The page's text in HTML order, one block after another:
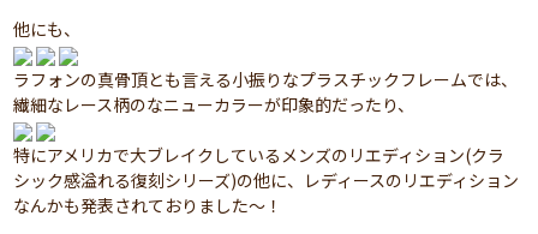
他にも、
ラフォンの真骨頂とも言える小振りなプラスチックフレームでは、
繊細なレース柄のなニューカラーが印象的だったり、
特にアメリカで大ブレイクしているメンズのリエディション(クラ
シック感溢れる復刻シリーズ)の他に、レディースのリエディション
なんかも発表されておりました～！